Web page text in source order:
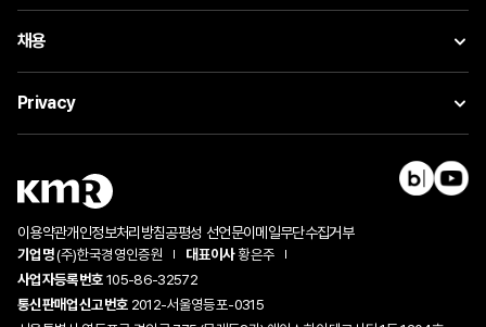
채용
Privacy
이용약관개인정보처리방침공평성 선언문이메일무단수집거부
기업명(주)한국경영인증원 대표이사황은주
사업자등록번호105-86-32572
통신판매업신고번호 2012-서울영등포-0315